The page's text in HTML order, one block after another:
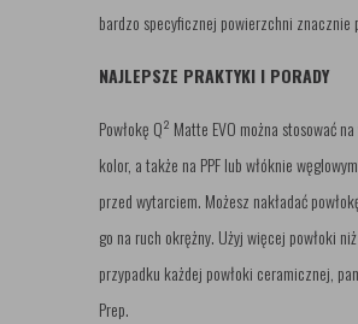
bardzo specyficznej powierzchni
NAJLEPSZE PRAKTYKI I PORADY
Powłokę Q² Matte EVO można stosować
kolor, a także na PPF lub włóknie
przed wytarciem. Możesz nakładać
go na ruch okrężny. Użyj więcej powłoki
przypadku każdej powłoki ceramicznej,
Prep.